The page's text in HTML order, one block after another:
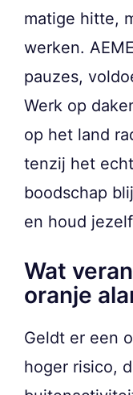
matige hitte,
werken.
pauzes,
Werk op
op het land
tenzij het
boodschap
en houd
Wat
oranje
Geldt er een
hoger risico,